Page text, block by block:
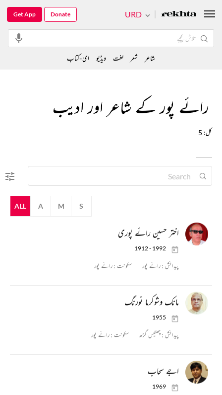
رائے پور کے شاعر اور ادیب
کل: 5
ALL A M S
اختر حسین رائے پوری
1912 - 1992
پیدائش :رائے پور سکونت :رائے پور
مانک وشوکرما نورنگ
1955
پیدائش :چھتیس گڑھ سکونت :رائے پور
اجے سحاب
1969
URD
Get App Donate
شاعر شعر لغت ویڈیو ای-کتاب